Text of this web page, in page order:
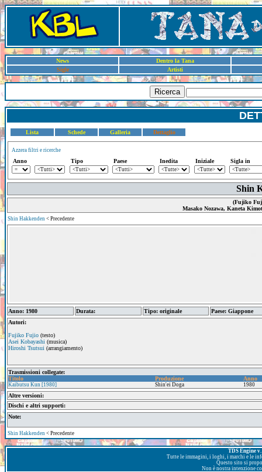
News
Dentro la Tana
Sigle
Artisti
Ricerca
Lista Schede Galleria Dettaglio
Azzera filtri e ricerche
Anno Tipo Paese Inedita Iniziale Sigla in
Shin
(Fujiko
Masako Nozawa, Kaneta
Shin Hakkenden < Precedente
Anno: 1980 Durata: Tipo: originale
Paese: Giappone
Autori:
Fujiko Fujio (testo)
Asei Kobayashi (musica)
Hiroshi Tsutsui (arrangiamento)
Trasmissioni collegate:
Titolo
Produzione Anno
Kaibutsu Kun [1980] Shin'ei Doga 1980
Altre versioni:
Dischi e altri supporti:
Note:
Shin Hakkenden < Precedente
TDS Engine
Tutte le immagini, i loghi, i marchi e le
Questo sito si
Non è nostra intenzione